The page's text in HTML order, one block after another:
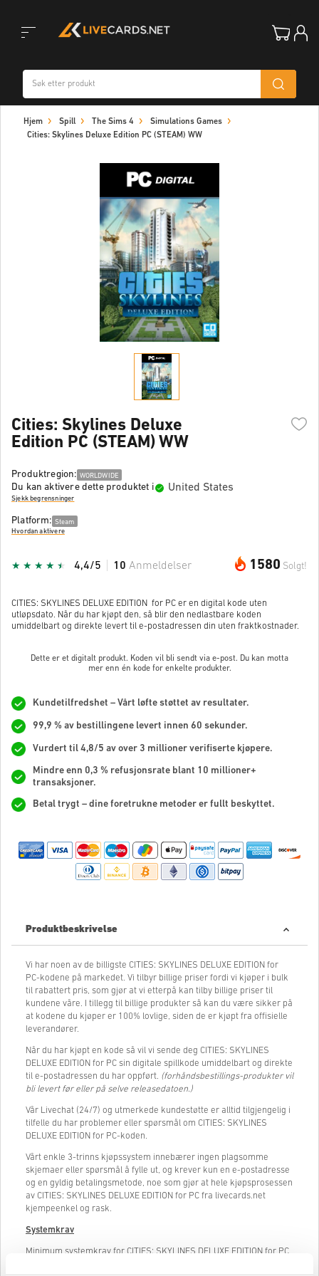
navigation
Hjem Spill The Sims 4
Simulations Games
Cities: Skylines Deluxe Edition PC (STEAM) WW
Cities: Skylines Deluxe
Edition PC (STEAM) WW
Produktregion: WORLDWIDE
Du kan aktivere dette produktet i United States
Sjekk begrensninger
Platform: Steam
Hvordan aktivere
1580 Solgt!
4,4/5 10 Anmeldelser
CITIES: SKYLINES DELUXE EDITION for PC er en digital kode uten
utløpsdato. Når du har kjøpt den, så blir den nedlastbare koden
umiddelbart og direkte levert til e-postadressen din uten fraktkostnader.
Dette er et digitalt produkt. Koden vil bli sendt via e-post. Du kan motta
mer enn én kode for enkelte produkter.
Kundetilfredshet – Vårt løfte støttet av resultater.
99,9 % av bestillingene levert innen 60 sekunder.
Vurdert til 4,8/5 av over 3 millioner verifiserte kjøpere.
Mindre enn 0,3 % refusjonsrate blant 10 millioner+
transaksjoner.
Betal trygt – dine foretrukne metoder er fullt beskyttet.
Produktbeskrivelse
Vi har noen av de billigste CITIES: SKYLINES DELUXE EDITION for
PC-kodene på markedet. Vi tilbyr billige priser fordi vi kjøper i bulk
til rabattert pris, som gjør at vi etterpå kan tilby billige priser til
kundene våre. I tillegg til billige produkter så kan du være sikker på
at kodene du kjøper er 100% lovlige, siden de er kjøpt fra offisielle
leverandører.
Når du har kjøpt en kode så vil vi sende deg CITIES: SKYLINES
DELUXE EDITION for PC sin digitale spillkode umiddelbart og direkte
til e-postadressen du har oppført. (forhåndsbestillings-produkter vil
bli levert før eller på selve releasedatoen.)
Vår Livechat (24/7) og utmerkede kundestøtte er alltid tilgjengelig i
tilfelle du har problemer eller spørsmål om CITIES: SKYLINES
DELUXE EDITION for PC-koden.
Vårt enkle 3-trinns kjøpssystem innebærer ingen plagsomme
skjemaer eller spørsmål å fylle ut, og krever kun en e-postadresse
og en gyldig betalingsmetode, noe som gjør at hele kjøpsprosessen
av CITIES: SKYLINES DELUXE EDITION for PC fra livecards.net
kjempeenkel og rask.
System krav
Minimum systemkrav for CITIES: SKYLINES DELUXE EDITION for PC